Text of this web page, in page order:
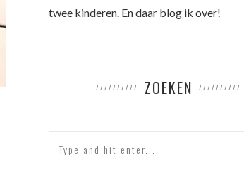
twee kinderen. En daar blog ik over!
ZOEKEN